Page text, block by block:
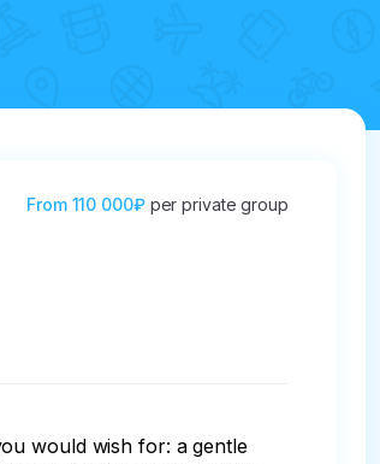
From 110 000₽ per private group
would wish for: a gentle